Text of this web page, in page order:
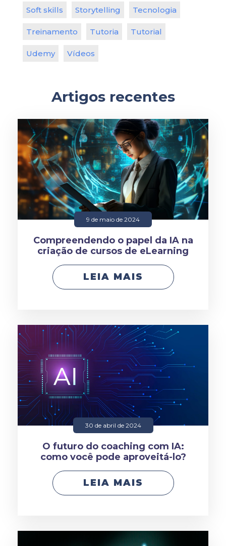
Soft skills Storytelling Tecnologia
Treinamento Tutoria Tutorial
Udemy Vídeos
Artigos recentes
9 de maio de 2024
Compreendendo o papel da IA na
criação de cursos de eLearning
LEIA MAIS
30 de abril de 2024
O futuro do coaching com IA:
como você pode aproveitá-lo?
LEIA MAIS